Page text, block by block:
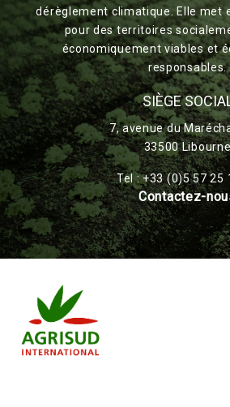
dérèglement climatique. Elle met
pour des territoires
économiquement viables et
responsables.
SIÈGE
7, avenue du
33500
Tel : +33 (0)5 57 25
Contactez-